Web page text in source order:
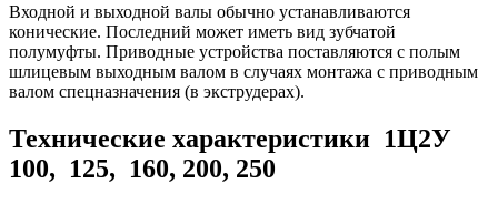
Входной и выходной валы обычно устанавливаются
конические. Последний может иметь вид зубчатой
полумуфты. Приводные устройства поставляются с полым
шлицевым выходным валом в случаях монтажа с приводным
валом спецназначения (в экструдерах).
Технические характеристики 1Ц2У
100, 125, 160, 200, 250